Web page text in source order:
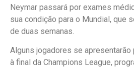
Neymar passará por exames
sua condição para o Mundial, que
de duas semanas.
Alguns jogadores se
à final da Champions League,